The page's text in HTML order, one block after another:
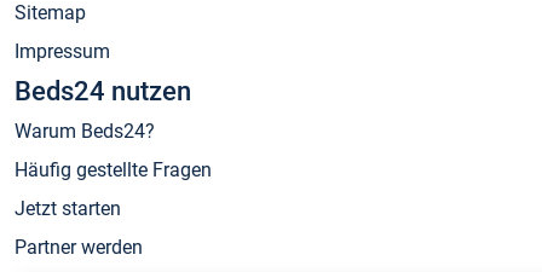
Sitemap
Impressum
Beds24 nutzen
Warum Beds24?
Häufig gestellte Fragen
Jetzt starten
Partner werden